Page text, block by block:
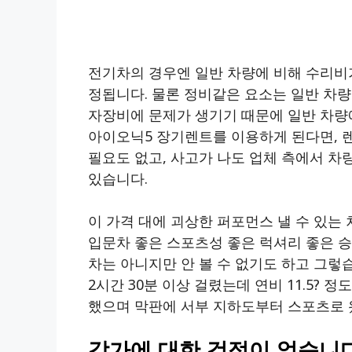
전기차의 경우엔 일반 차량에 비해 수리
정됩니다. 물론 정비같은 요소는 일반 차
자장비에 문제가 생기기 때문에 일반 차
아이오닉5 장기렌트를 이용하게 된다면,
필요도 없고, 사고가 나도 업체 측에서 차
있습니다.
이 가격 대에 괴상한 퍼포먼스 낼 수 있는
입문차 좋은 스포츠성 좋은 럭셔리 좋은
차는 아니지만 안 볼 수 없기도 하고 그렇
2시간 30분 이상 걸렸는데 연비 11.5? 정
했으며 막판에 서부 지하도부터 스포츠